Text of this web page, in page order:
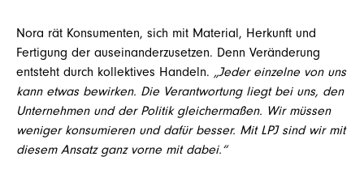
Nora rät Konsumenten, sich mit Material, Herkunft und
Fertigung der auseinanderzusetzen. Denn Veränderung
entsteht durch kollektives Handeln. „Jeder einzelne von uns
kann etwas bewirken. Die Verantwortung liegt bei uns, den
Unternehmen und der Politik gleichermaßen. Wir müssen
weniger konsumieren und dafür besser. Mit LPJ sind wir mit
diesem Ansatz ganz vorne mit dabei.“